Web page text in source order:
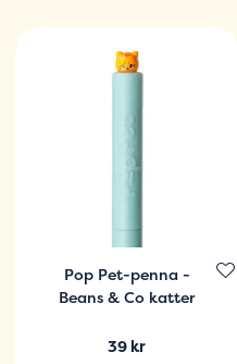
Pop Pet-penna -
Beans & Co katter
39 kr